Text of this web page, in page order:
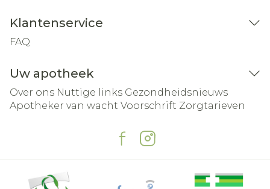
Klantenservice
FAQ
Uw apotheek
Over ons Nuttige links Gezondheidsnieuws
Apotheker van wacht Voorschrift Zorgtarieven